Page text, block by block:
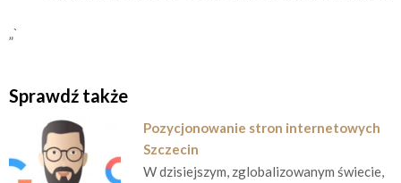
„`
Sprawdź także
Pozycjonowanie stron internetowych
Szczecin
W dzisiejszym, zglobalizowanym świecie,